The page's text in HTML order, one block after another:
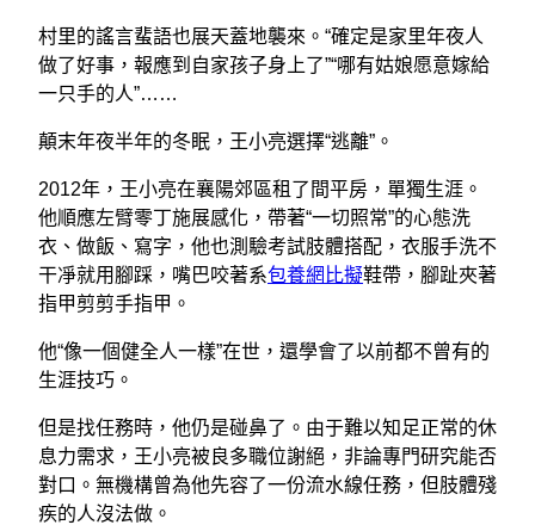
村里的謠言蜚語也展天蓋地襲來。“確定是家里年夜人
做了好事，報應到自家孩子身上了”“哪有姑娘愿意嫁給
一只手的人”……
顛末年夜半年的冬眠，王小亮選擇“逃離”。
2012年，王小亮在襄陽郊區租了間平房，單獨生涯。
他順應左臂零丁施展感化，帶著“一切照常”的心態洗
衣、做飯、寫字，他也測驗考試肢體搭配，衣服手洗不
干凈就用腳踩，嘴巴咬著系包養網比擬鞋帶，腳趾夾著
指甲剪剪手指甲。
他“像一個健全人一樣”在世，還學會了以前都不曾有的
生涯技巧。
但是找任務時，他仍是碰鼻了。由于難以知足正常的休
息力需求，王小亮被良多職位謝絕，非論專門研究能否
對口。無機構曾為他先容了一份流水線任務，但肢體殘
疾的人沒法做。